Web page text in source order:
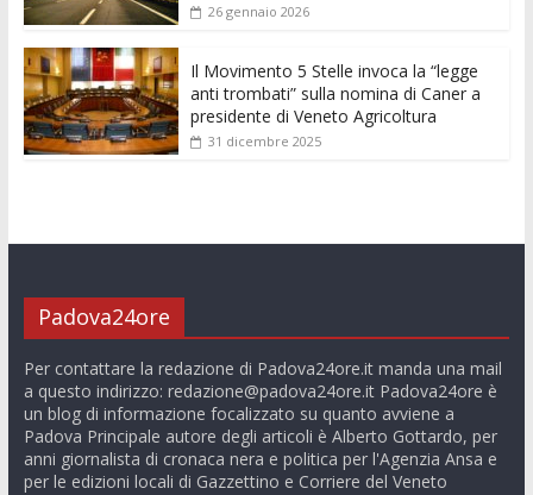
26 gennaio 2026
Il Movimento 5 Stelle invoca la “legge
anti trombati” sulla nomina di Caner a
presidente di Veneto Agricoltura
31 dicembre 2025
Padova24ore
Per contattare la redazione di Padova24ore.it manda una mail
a questo indirizzo: redazione@padova24ore.itPadova24ore è
un blog di informazione focalizzato su quanto avviene a
Padova Principale autore degli articoli è Alberto Gottardo, per
anni giornalista di cronaca nera e politica per l'Agenzia Ansa e
per le edizioni locali di Gazzettino e Corriere del Veneto